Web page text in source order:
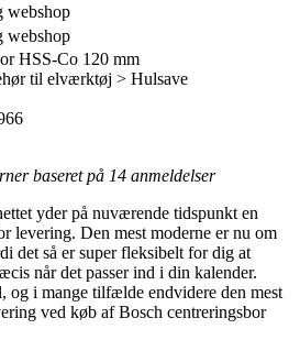
webshop
webshop
HSS-Co 120 mm
til elværktøj > Hulsave
baseret på 14 anmeldelser
yder på nuværende tidspunkt en
levering. Den mest moderne er nu om
det så er super fleksibelt for dig at
når det passer ind i din kalender.
og i mange tilfælde endvidere den mest
ved køb af Bosch centreringsbor